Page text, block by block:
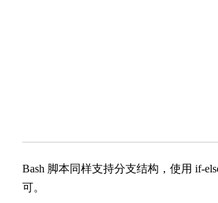
Bash 脚本同样支持分支结构，使用 if-
可。